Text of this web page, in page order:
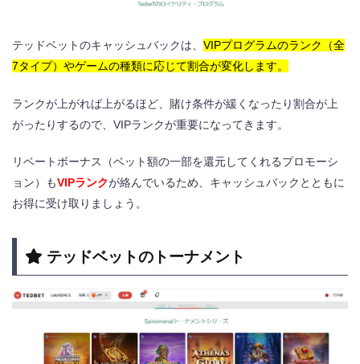
テッドベットのキャッシュバックは、 VIPプログラムのランク（全
7タイプ）やゲームの種類に応じて割合が変化します。
ランクが上がれば上がるほど、賭け条件が緩くなったり割合が上
がったりするので、VIPランクが重要になってきます。
リベートボーナス（ベット額の一部を還元してくれるプロモーシ
ョン）もVIPランクが絡んでいるため、キャッシュバックとともに
お得に受け取りましょう。
テッドベットのトーナメント